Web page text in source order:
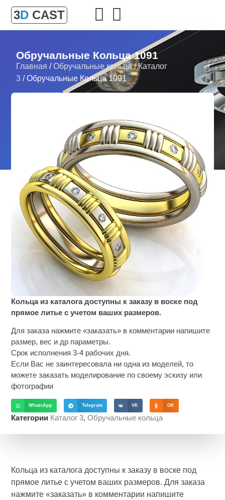
3D CAST
Обручальные Кольца 1091
Главная /Обручальные кольца/Каталог
3 / Обручальные Кольца 1091
Кольца из каталога доступны к заказу в воске под
прямое литье с учетом ваших размеров.
Для заказа нажмите «заказать» в комментарии напишите
размер, вес и др параметры.
Срок исполнения 3-4 рабочих дня.
Если Вас не заинтересовала ни одна из моделей, то
можете заказать моделирование по своему эскизу или
фотографии
WhatsApp Telegram VK OK
Категории Каталог 3,Обручальные кольца
Кольца из каталога доступны к заказу в воске под
прямое литье с учетом ваших размеров. Для заказа
нажмите «заказать» в комментарии напишите